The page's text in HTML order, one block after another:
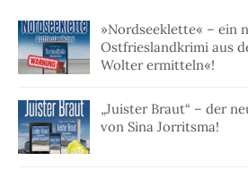
»Nordseeklette« – ein
Ostfrieslandkrimi aus
Wolter ermitteln«!
„Juister Braut“ – der
von Sina Jorritsma!